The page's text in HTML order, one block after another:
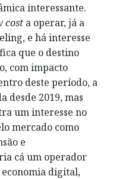
interessante.
cost a operar, já a
e há interesse
que o destino
com impacto
deste período, a
desde 2019, mas
um interesse no
mercado como
e
cá um operador
economia digital,